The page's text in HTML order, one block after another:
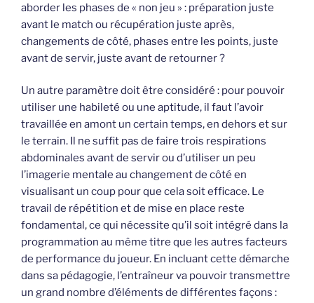
aborder les phases de « non jeu » : préparation juste
avant le match ou récupération juste après,
changements de côté, phases entre les points, juste
avant de servir, juste avant de retourner ?
Un autre paramètre doit être considéré : pour pouvoir
utiliser une habileté ou une aptitude, il faut l’avoir
travaillée en amont un certain temps, en dehors et sur
le terrain. Il ne suffit pas de faire trois respirations
abdominales avant de servir ou d’utiliser un peu
l’imagerie mentale au changement de côté en
visualisant un coup pour que cela soit efficace. Le
travail de répétition et de mise en place reste
fondamental, ce qui nécessite qu’il soit intégré dans la
programmation au même titre que les autres facteurs
de performance du joueur. En incluant cette démarche
dans sa pédagogie, l’entraîneur va pouvoir transmettre
un grand nombre d’éléments de différentes façons :